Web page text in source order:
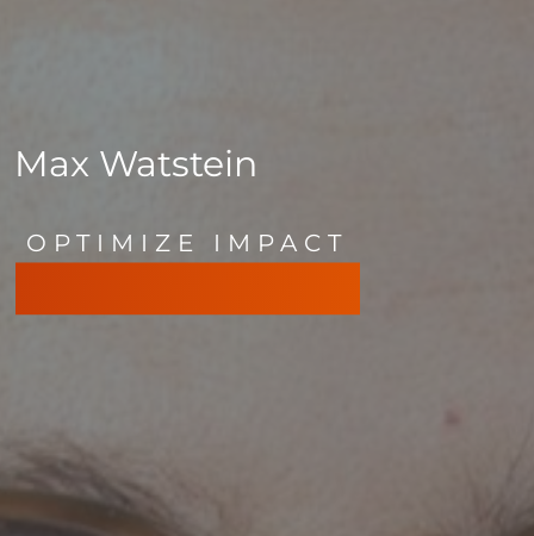
Max Watstein
OPTIMIZE IMPACT